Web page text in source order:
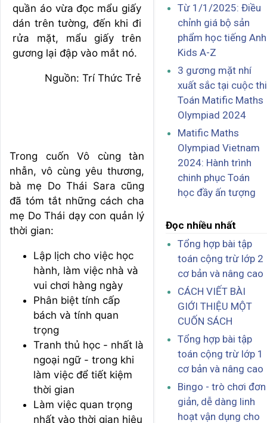
quần áo vừa đọc mẩu giấy
dán trên tường, đến khi đi
rửa mặt, mẩu giấy trên
gương lại đập vào mắt nó.
Nguồn: Trí Thức Trẻ
Trong cuốn Vô cùng tàn
nhẫn, vô cùng yêu thương,
bà mẹ Do Thái Sara cũng
đã tóm tắt những cách cha
mẹ Do Thái dạy con quản lý
thời gian:
Lập lịch cho việc học
hành, làm việc nhà và
vui chơi hàng ngày
Phân biệt tính cấp
bách và tính quan
trọng
Tranh thủ học - nhất là
ngoại ngữ - trong khi
làm việc để tiết kiệm
thời gian
Làm việc quan trọng
nhất vào thời gian hiệu
Từ 1/1/2025: Điều
chỉnh giá bộ sản
phẩm học tiếng Anh
Kids A-Z
3 gương mặt nhí
xuất sắc tại cuộc thi
Toán Matific Maths
Olympiad 2024
Matific Maths
Olympiad Vietnam
2024: Hành trình
chinh phục Toán
học đầy ấn tượng
Đọc nhiều nhất
Tổng hợp bài tập
toán cộng trừ lớp 2
cơ bản và nâng cao
CÁCH VIẾT BÀI
GIỚI THIỆU MỘT
CUỐN SÁCH
Tổng hợp bài tập
toán cộng trừ lớp 1
cơ bản và nâng cao
Bingo - trò chơi đơn
giản, dễ dàng linh
hoạt vận dụng cho